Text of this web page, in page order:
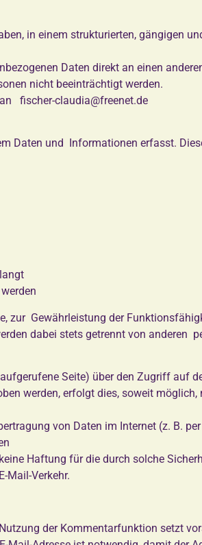
in einem strukturierten, gängigen
Daten direkt an einen
nicht beeinträchtigt werden.
fischer-claudia@freenet.de
Daten und Informationen erfasst.
zur Gewährleistung der
dabei stets getrennt von anderen
Seite) über den Zugriff auf
werden, erfolgt dies, soweit
von Daten im Internet (z. B.
Haftung für die durch solche
Mail-Verkehr.
der Kommentarfunktion setzt